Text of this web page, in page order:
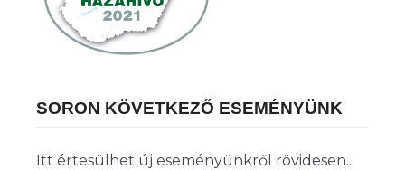
SORON KÖVETKEZŐ ESEMÉNYÜNK
Itt értesülhet új eseményünkről rövidesen...